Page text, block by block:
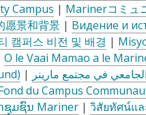
Campus | Marinerコミュ
愿景和背景 | Видение и
캠퍼스 비전 및 배경 |
O le Vaai Mamao a le
|
du Campus
ຊຸມຊົນ Mariner | วิสัยทัศน์แ